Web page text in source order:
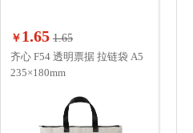
￥ 1.65 1.65
齐心 F54 透明票据 拉链袋 A5
235×180mm